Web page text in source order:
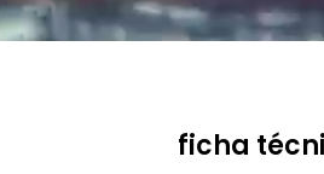
ficha